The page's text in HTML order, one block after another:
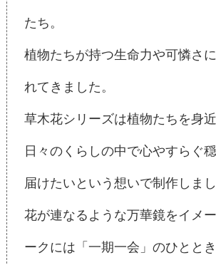
たち。
植物たちが持つ生命力や可憐さ
れてきました。
草木花シリーズは植物たちを身近
日々のくらしの中で心やすらぐ
届けたいという想いで制作しまし
花が連なるような万華鏡をイメ
ークには「一期一会」のひとと